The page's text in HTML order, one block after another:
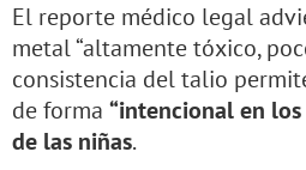
El reporte médico legal
metal “altamente tóxico,
consistencia del talio
de forma “intencional en
de las niñas.